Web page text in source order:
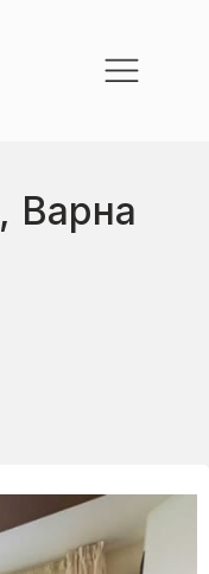
Варна